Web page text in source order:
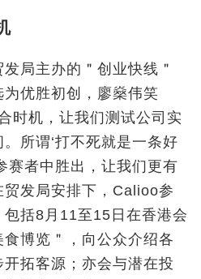
局主办的＂创业快线＂
优胜初创，廖燊伟笑
时机，让我们测试公司实
所谓‘打不死就是一条好
赛者中胜出，让我们更有
发局安排下，Calioo参
括8月11至15日在香港会
博览＂，向公众介绍各
拓客源；亦会与潜在投